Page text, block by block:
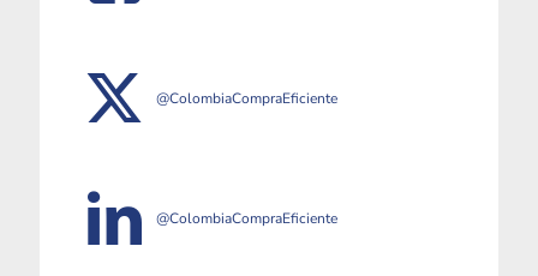
@ColombiaCompraEficiente
@ColombiaCompraEficiente